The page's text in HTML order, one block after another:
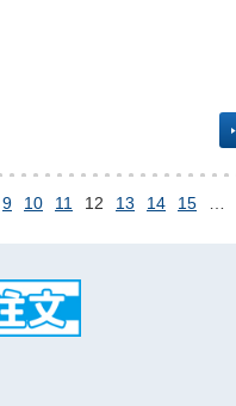
9 10 11 12 13 14 15